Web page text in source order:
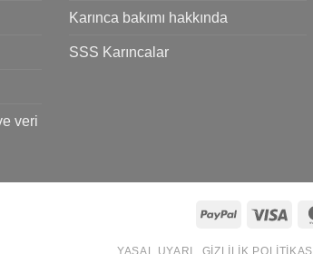
veri
Karınca bakımı hakkında
SSS Karıncalar
PayPal Visa
YASAL UYARI GIZLILIK POLITIKASI